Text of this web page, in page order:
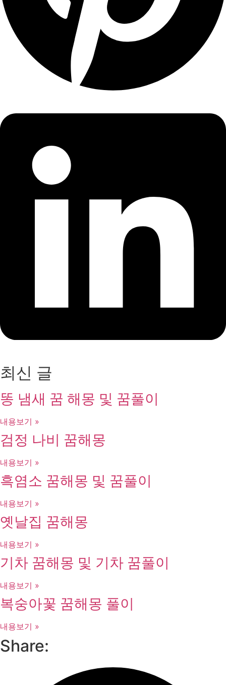
최신 글
똥 냄새 꿈 해몽 및 꿈풀이
내용보기 »
검정 나비 꿈해몽
내용보기 »
흑염소 꿈해몽 및 꿈풀이
내용보기 »
옛날집 꿈해몽
내용보기 »
기차 꿈해몽 및 기차 꿈풀이
내용보기 »
복숭아꽃 꿈해몽 풀이
내용보기 »
Share: